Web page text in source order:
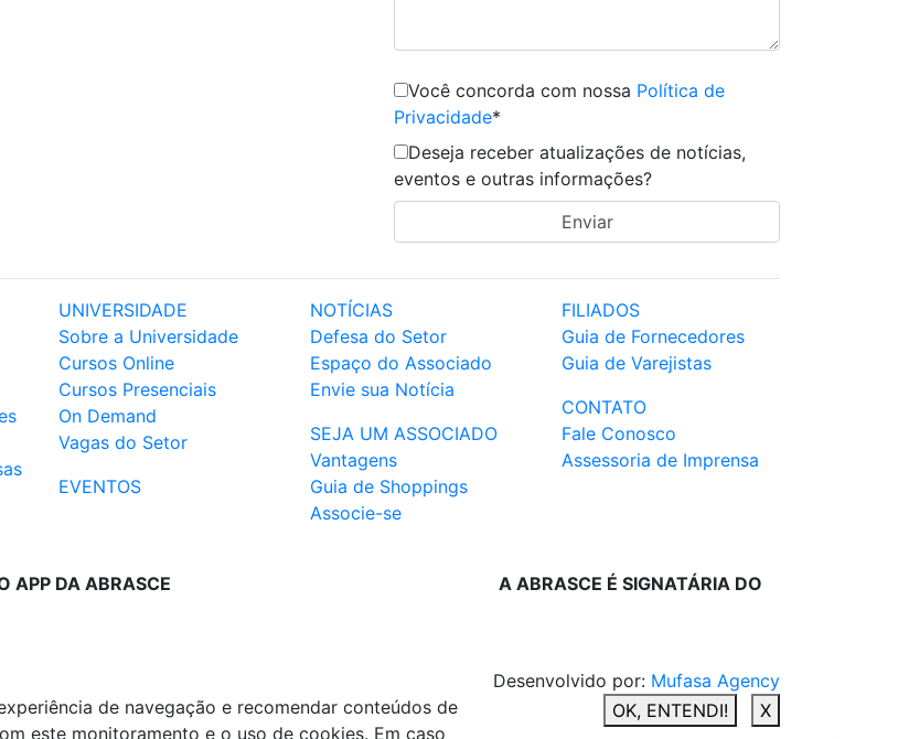
Você concorda com nossa Política de
Privacidade*
Deseja receber atualizações de notícias,
eventos e outras informações?
UNIVERSIDADE
Sobre a Universidade
Cursos Online
Cursos Presenciais
On Demand
Vagas do Setor
EVENTOS
NOTÍCIAS
Defesa do Setor
Espaço do Associado
Envie sua Notícia
SEJA UM ASSOCIADO
Vantagens
Guia de Shoppings
Associe-se
FILIADOS
Guia de Fornecedores
Guia de Varejistas
CONTATO
Fale Conosco
Assessoria de Imprensa
APP DA ABRASCE A ABRASCE É SIGNATÁRIA DO
Desenvolvido por: Mufasa Agency
de navegação e recomendar conteúdos de
este monitoramento e o uso de cookies. Em caso
OK, ENTENDI! X